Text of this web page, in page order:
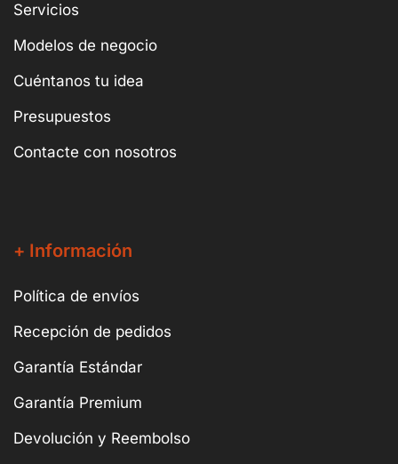
Servicios
Modelos de negocio
Cuéntanos tu idea
Presupuestos
Contacte con nosotros
+ Información
Política de envíos
Recepción de pedidos
Garantía Estándar
Garantía Premium
Devolución y Reembolso